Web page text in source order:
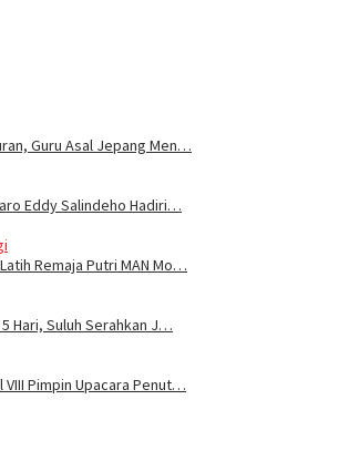
Guru Asal Jepang Men…
Eddy Salindeho Hadiri…
Remaja Putri MAN Mo…
Hari, Suluh Serahkan J…
VIII Pimpin Upacara Penut…